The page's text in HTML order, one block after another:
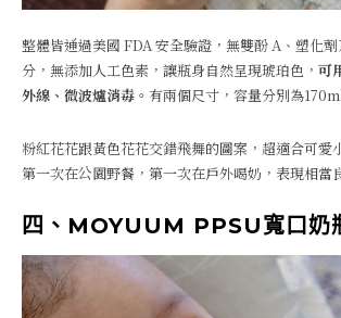
整體皆通過美國 FDA 安全驗證，無雙酚 A、塑化
分，無添加人工色素，讓瓶身自然呈現琥珀色， 可
外線、微波爐消毒。 有兩個尺寸，容量分別為
粉紅花花跟黃色花花交錯飛舞的圖案，超適合可愛
第一次在公園野餐，第一次在戶外喝奶，表現相當
四、MOYUUM PPSU寬口奶